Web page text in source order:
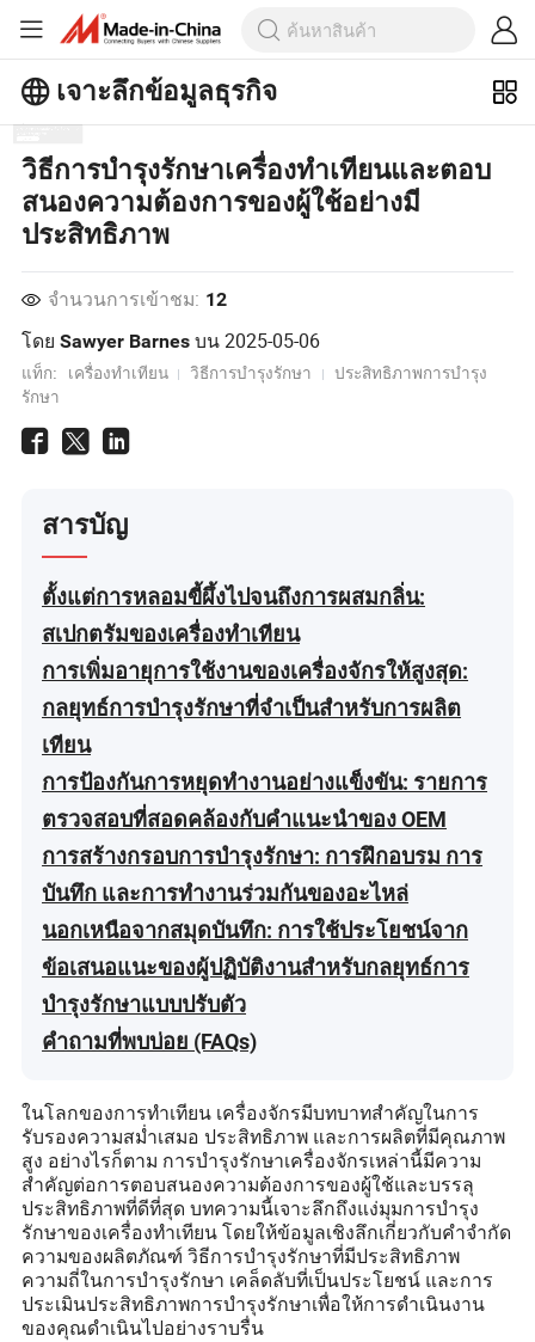
เจาะลึกข้อมูลธุรกิจ
สำรวจบทความยอดนิยมเพิ่มเติมบน
เจาะลึกข้อมูลธุรกิจ!
ดูเพิ่มเติม
วิธีการบำรุงรักษาเครื่องทำเทียนและตอบ
สนองความต้องการของผู้ใช้อย่างมี
ประสิทธิภาพ
จำนวนการเข้าชม: 12
โดยSawyer Barnes บน2025-05-06
แท็ก: เครื่องทำเทียน วิธีการบำรุงรักษา
ประสิทธิภาพการบำรุง
รักษา
สารบัญ
ตั้งแต่การหลอมขี้ผึ้งไปจนถึงการผสมกลิ่น:
สเปกตรัมของเครื่องทำเทียน
การเพิ่มอายุการใช้งานของเครื่องจักรให้สูงสุด:
กลยุทธ์การบำรุงรักษาที่จำเป็นสำหรับการผลิต
เทียน
การป้องกันการหยุดทำงานอย่างแข็งขัน: รายการ
ตรวจสอบที่สอดคล้องกับคำแนะนำของ OEM
การสร้างกรอบการบำรุงรักษา: การฝึกอบรม การ
บันทึก และการทำงานร่วมกันของอะไหล่
นอกเหนือจากสมุดบันทึก: การใช้ประโยชน์จาก
ข้อเสนอแนะของผู้ปฏิบัติงานสำหรับกลยุทธ์การ
บำรุงรักษาแบบปรับตัว
คำถามที่พบบ่อย (FAQs)
ในโลกของการทำเทียน เครื่องจักรมีบทบาทสำคัญในการ
รับรองความสม่ำเสมอ ประสิทธิภาพ และการผลิตที่มีคุณภาพ
สูง อย่างไรก็ตาม การบำรุงรักษาเครื่องจักรเหล่านี้มีความ
สำคัญต่อการตอบสนองความต้องการของผู้ใช้และบรรลุ
ประสิทธิภาพที่ดีที่สุด บทความนี้เจาะลึกถึงแง่มุมการบำรุง
รักษาของเครื่องทำเทียน โดยให้ข้อมูลเชิงลึกเกี่ยวกับคำจำกัด
ความของผลิตภัณฑ์ วิธีการบำรุงรักษาที่มีประสิทธิภาพ
ความถี่ในการบำรุงรักษา เคล็ดลับที่เป็นประโยชน์ และการ
ประเมินประสิทธิภาพการบำรุงรักษาเพื่อให้การดำเนินงาน
ของคุณดำเนินไปอย่างราบรื่น